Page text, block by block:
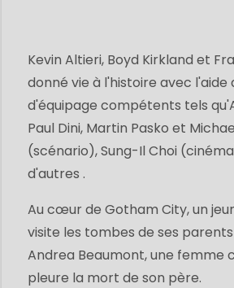
Kevin Altieri, Boyd Kirkland et
donné vie à l'histoire avec
d'équipage compétents tels
Paul Dini, Martin Pasko et
(scénario), Sung-Il Choi
d'autres .
Au cœur de Gotham City, un
visite les tombes de ses
Andrea Beaumont, une femme
pleure la mort de son père.